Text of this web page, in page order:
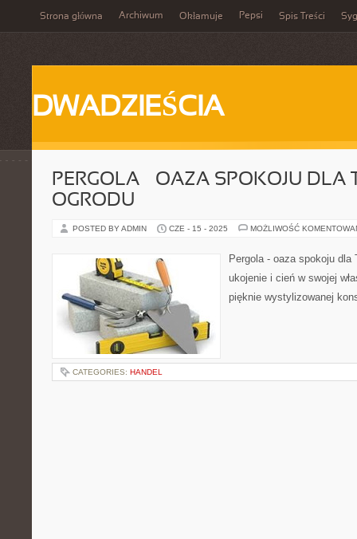
Strona główna Archiwum Okłamuje Pepsi Spis Treści
DWADZIEŚCIA
PERGOLA – OAZA SPOKOJU DLA
OGRODU
POSTED BY ADMIN CZE - 15 - 2025 MOŻLIWOŚĆ
Pergola - oaza spokoju dla
ukojenie i cień w swojej
pięknie wystylizowanej
CATEGORIES: HANDEL